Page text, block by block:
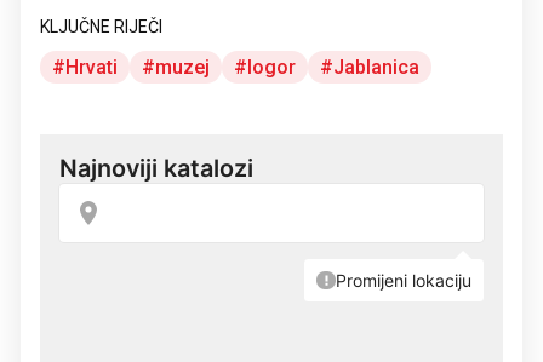
KLJUČNE RIJEČI
Hrvati muzej logor Jablanica